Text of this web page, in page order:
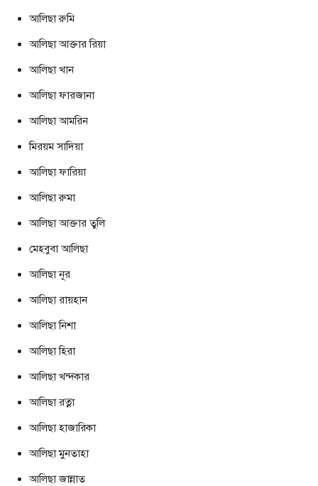
আলিছা রুমি
আলিছা আক্তার রিয়া
আলিছা খান
আলিছা ফারজানা
আলিছা আমরিন
মিরয়ম সাদিয়া
আলিছা ফারিয়া
আলিছা রুমা
আলিছা আক্তার তুলি
মেহবুবা আলিছা
আলিছা নূর
আলিছা রায়হান
আলিছা নিশা
আলিছা হিরা
আলিছা খন্দকার
আলিছা রত্না
আলিছা হাজারিকা
আলিছা মুনতাহা
আলিছা জান্নাত